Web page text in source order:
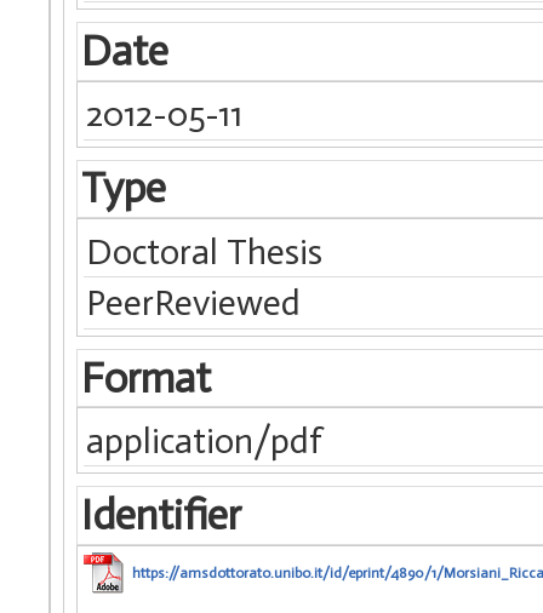
Date
2012-05-11
Type
Doctoral Thesis
PeerReviewed
Format
application/pdf
Identifier
https://amsdottorato.unibo.it/id/eprint/4890/1/